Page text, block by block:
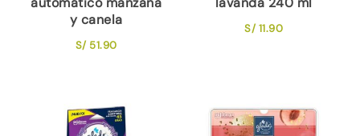
y canela
S/51.90
S/11.90